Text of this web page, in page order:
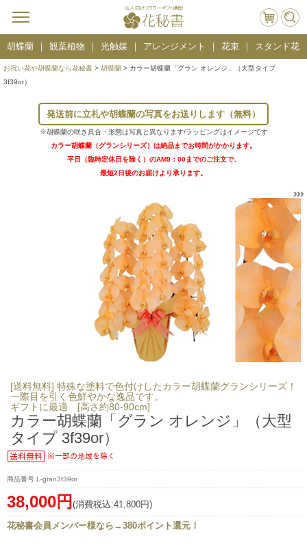
胡蝶蘭 観葉植物 光触媒 アレンジメント 花束 スタンド花
お祝い花や胡蝶蘭なら花秘書 > 胡蝶蘭 > カラー胡蝶蘭「グラン オレンジ」（大型タイプ
3f39or）
発送前に立札や胡蝶蘭の写真をお送りします（無料）
※胡蝶蘭の咲き具合・形態は写真と異なります/ラッピングはイメージです
カラー胡蝶蘭（グランシリーズ）は納品までお時間がかかります。
平日（臨時定休日を除く）のAM9：00までのご注文で、
最短2日後のお届けより承ります。
[送料無料] 特殊な塗料で色付けしたカラー胡蝶蘭グランシリーズ！
一際目を引く色鮮やかな逸品です。
ギフトに最適 [高さ約80-90cm]
カラー胡蝶蘭「グラン オレンジ」（大型
タイプ 3f39or）
L-gran3f39or
38,000円 (消費税込:41,800円)
花秘書会員メンバー様なら→380ポイント還元！